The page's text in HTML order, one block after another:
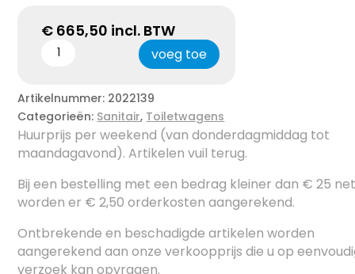
€ 665,50 incl. BTW
voeg toe
Artikelnummer: 2022139
Categorieën: Sanitair, Toiletwagens
Huurprijs per weekend (van donderdagmiddag tot
maandagavond). Artikelen vuil terug.
Bij een bestelling met een bedrag kleiner dan € 25
worden er € 2,50 orderkosten aangerekend.
Ontbrekende en beschadigde artikelen worden
aangerekend aan onze verkoopprijs die u op
verzoek kan opvragen.